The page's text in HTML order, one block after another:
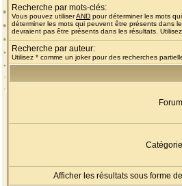
Recherche par mots-clés:
Vous pouvez utiliserAND pour déterminer les mots
déterminer les mots qui peuvent être présents dans
devraient pas être présents dans les résultats.
Recherche par auteur:
Utilisez * comme un joker pour des recherches
Afficher les résultats sous forme